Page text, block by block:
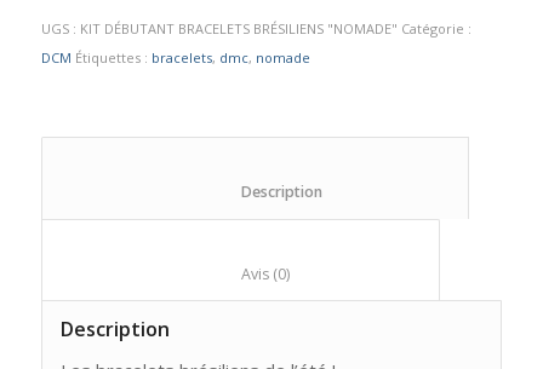
UGS : KIT DÉBUTANT BRACELETS BRÉSILIENS "NOMADE" Catégorie :
DCM Étiquettes : bracelets, dmc, nomade
						Avis (0)
Description